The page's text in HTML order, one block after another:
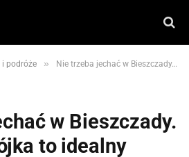
i podróże » Nie trzeba jechać w Bieszczady. Rezerwat Mójka to idealny pomysł na weekendowy wypad
w Bieszczady.
to idealny